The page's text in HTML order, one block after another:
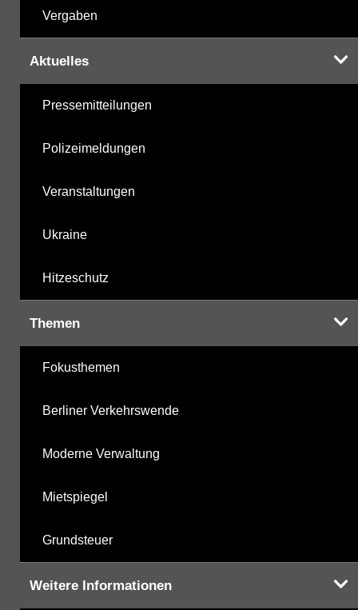
Vergaben
Aktuelles
Pressemitteilungen
Polizeimeldungen
Veranstaltungen
Ukraine
Hitzeschutz
Themen
Fokusthemen
Berliner Verkehrswende
Moderne Verwaltung
Mietspiegel
Grundsteuer
Weitere Informationen